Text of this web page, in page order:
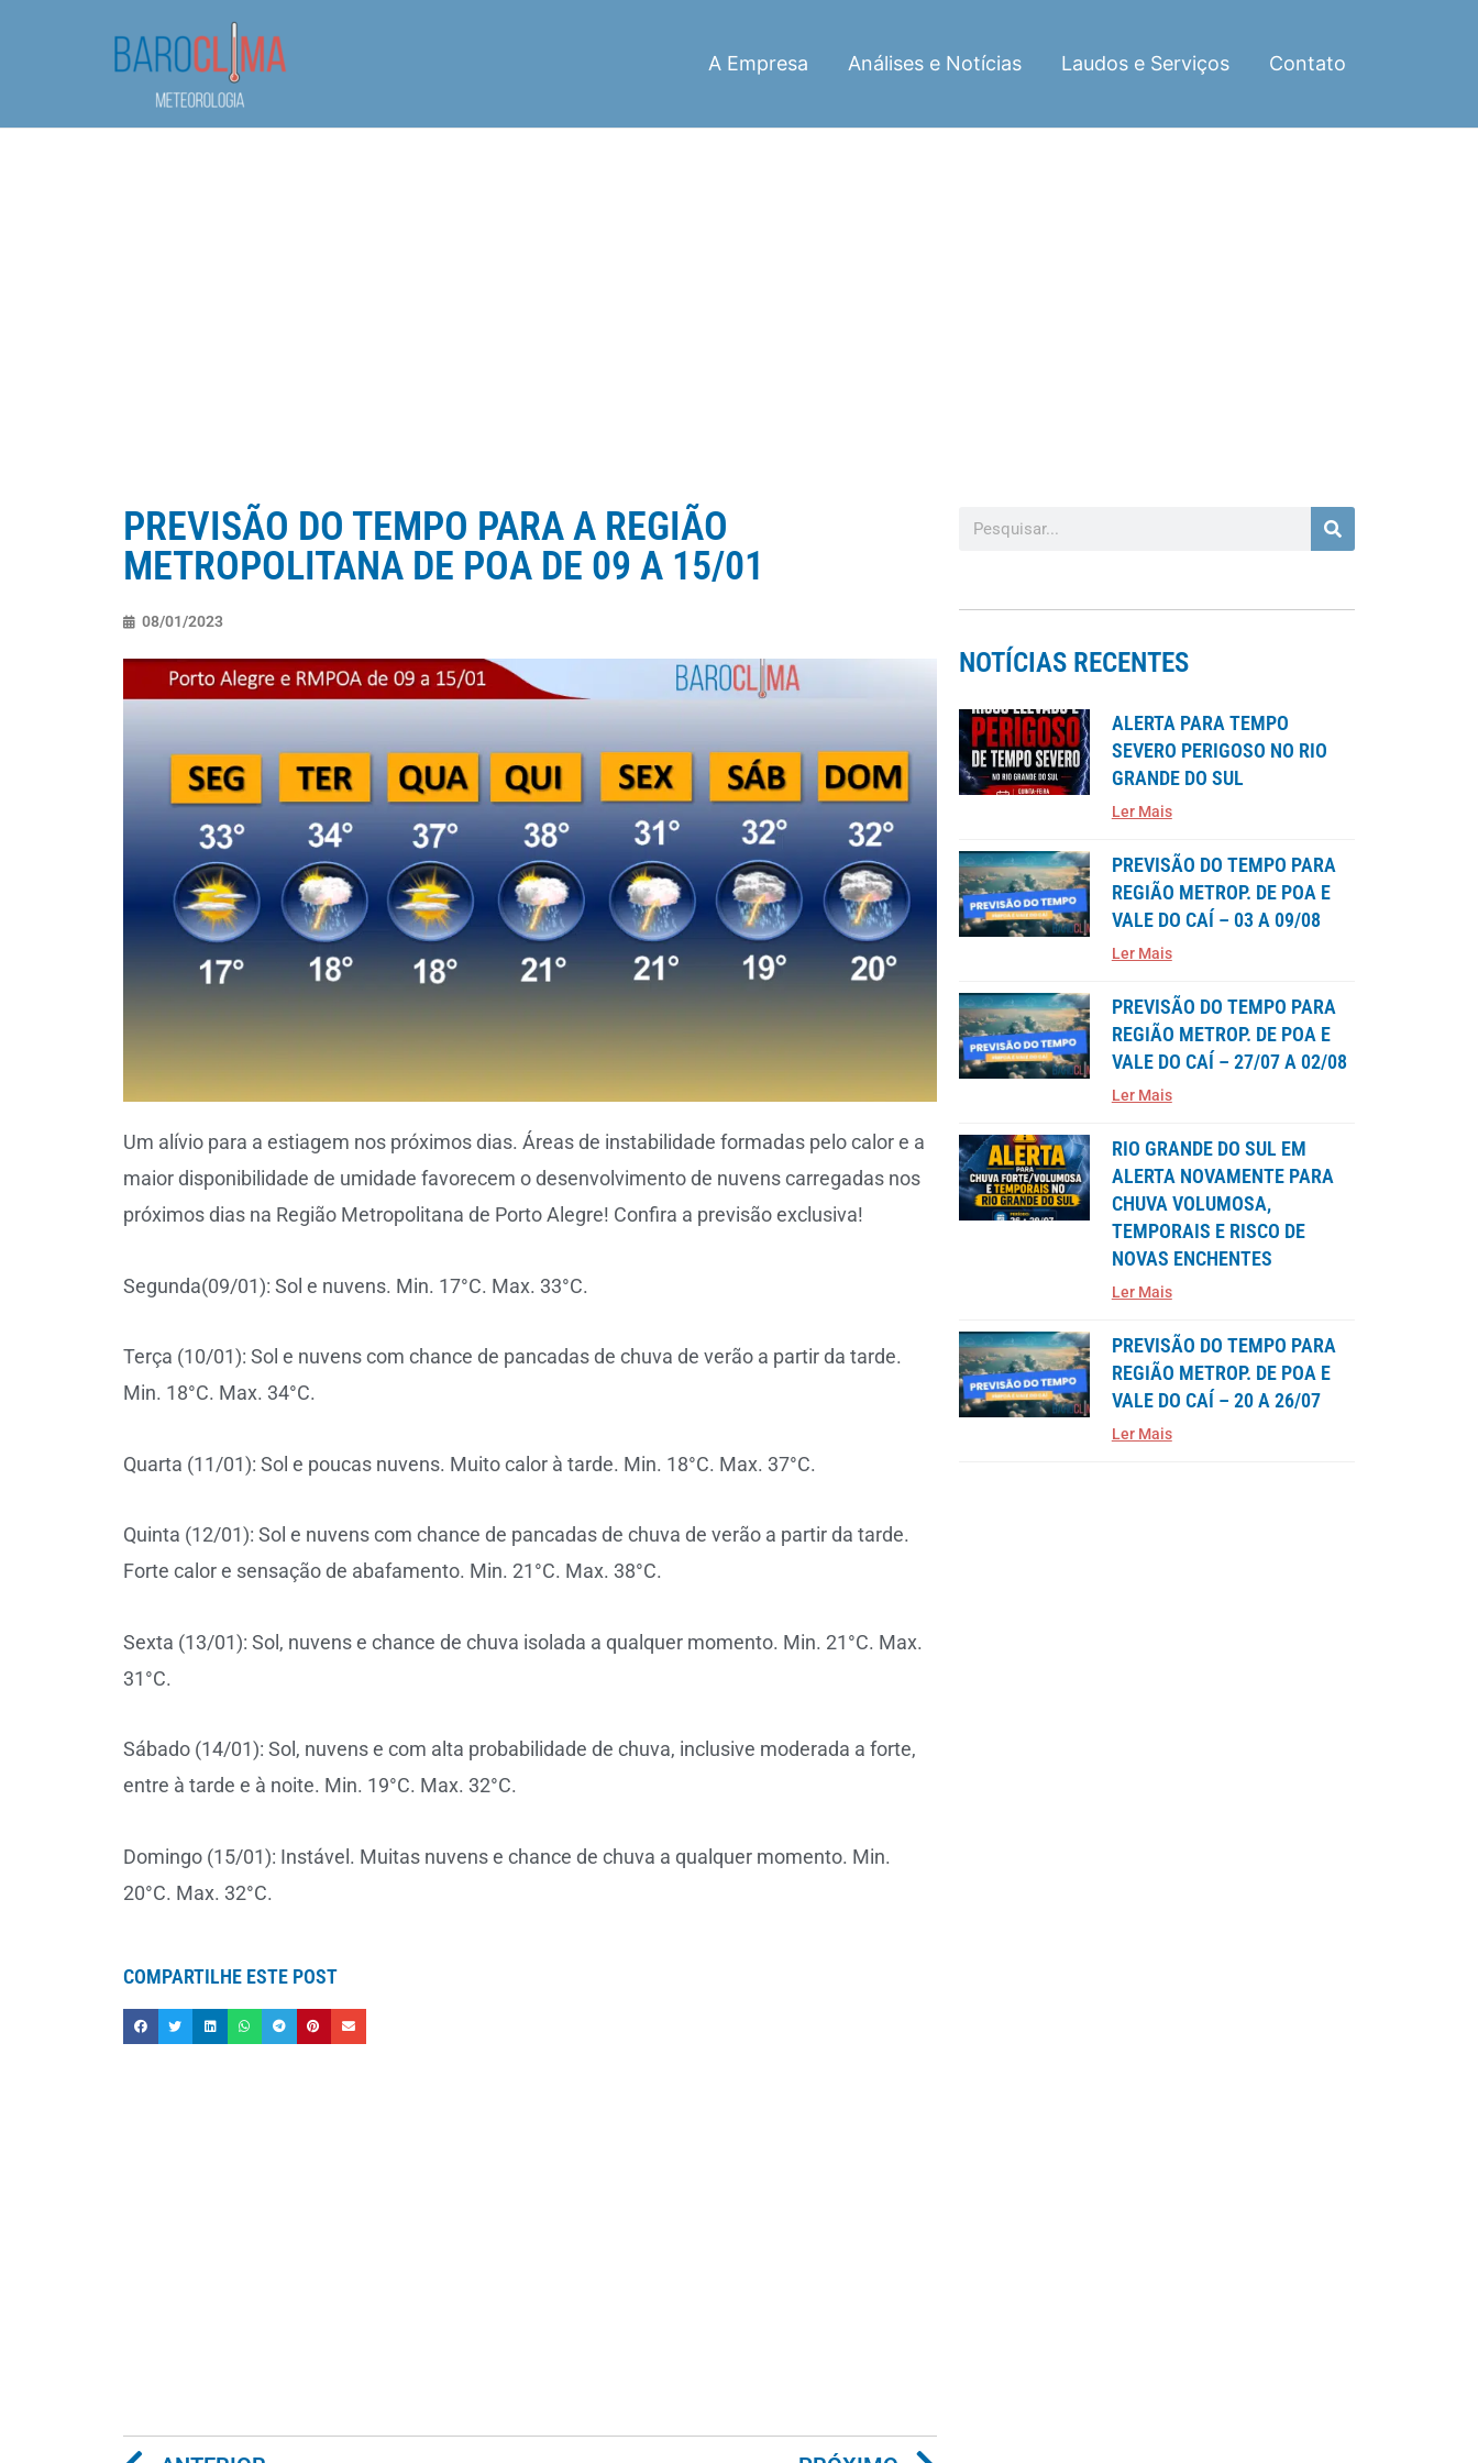
A Empresa Análises e Notícias Laudos e Serviços Contato
PREVISÃO DO TEMPO PARA A REGIÃO
METROPOLITANA DE POA DE 09 A 15/01
08/01/2023
Um alívio para a estiagem nos próximos dias. Áreas de instabilidade formadas pelo calor e a
maior disponibilidade de umidade favorecem o desenvolvimento de nuvens carregadas nos
próximos dias na Região Metropolitana de Porto Alegre! Confira a previsão exclusiva!
Segunda(09/01): Sol e nuvens. Min. 17°C. Max. 33°C.
Terça (10/01): Sol e nuvens com chance de pancadas de chuva de verão a partir da tarde.
Min. 18°C. Max. 34°C.
Quarta (11/01): Sol e poucas nuvens. Muito calor à tarde. Min. 18°C. Max. 37°C.
Quinta (12/01): Sol e nuvens com chance de pancadas de chuva de verão a partir da tarde.
Forte calor e sensação de abafamento. Min. 21°C. Max. 38°C.
Sexta (13/01): Sol, nuvens e chance de chuva isolada a qualquer momento. Min. 21°C. Max.
31°C.
Sábado (14/01): Sol, nuvens e com alta probabilidade de chuva, inclusive moderada a forte,
entre à tarde e à noite. Min. 19°C. Max. 32°C.
Domingo (15/01): Instável. Muitas nuvens e chance de chuva a qualquer momento. Min.
20°C. Max. 32°C.
COMPARTILHE ESTE POST
NOTÍCIAS RECENTES
ALERTA PARA TEMPO
SEVERO PERIGOSO NO RIO
GRANDE DO SUL
Ler Mais
PREVISÃO DO TEMPO PARA
REGIÃO METROP. DE POA E
VALE DO CAÍ – 03 A 09/08
Ler Mais
PREVISÃO DO TEMPO PARA
REGIÃO METROP. DE POA E
VALE DO CAÍ – 27/07 A 02/08
Ler Mais
RIO GRANDE DO SUL EM
ALERTA NOVAMENTE PARA
CHUVA VOLUMOSA,
TEMPORAIS E RISCO DE
NOVAS ENCHENTES
Ler Mais
PREVISÃO DO TEMPO PARA
REGIÃO METROP. DE POA E
VALE DO CAÍ – 20 A 26/07
Ler Mais